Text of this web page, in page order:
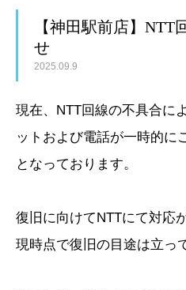
【神田駅前店】NTT
せ
2025.09.9
現在、NTT回線の不具合に
ットおよび電話が一時的に
となっております。
復旧に向けてNTTにて対応
現時点で復旧の目途は立っ